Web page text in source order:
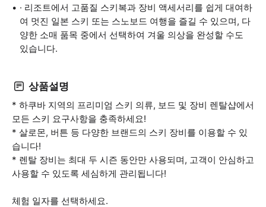
· 리조트에서 고품질 스키복과 장비 액세서리를 쉽게 대여하
여 멋진 일본 스키 또는 스노보드 여행을 즐길 수 있으며, 다
양한 소매 품목 중에서 선택하여 겨울 의상을 완성할 수도
있습니다.
상품설명
* 하쿠바 지역의 프리미엄 스키 의류, 보드 및 장비 렌탈샵에서
모든 스키 요구사항을 충족하세요!
* 살로몬, 버튼 등 다양한 브랜드의 스키 장비를 이용할 수 있
습니다!
* 렌탈 장비는 최대 두 시즌 동안만 사용되며, 고객이 안심하고
사용할 수 있도록 세심하게 관리됩니다!
체험 일자를 선택하세요.